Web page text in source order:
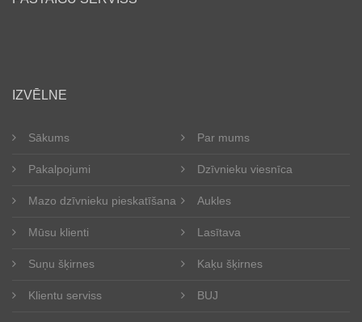
IZVĒLNE
Sākums Par mums
Pakalpojumi Dzīvnieku viesnīca
Mazo dzīvnieku pieskatīšana Aukles
Mūsu klienti Lasītava
Suņu šķirnes Kaķu šķirnes
Klientu serviss BUJ